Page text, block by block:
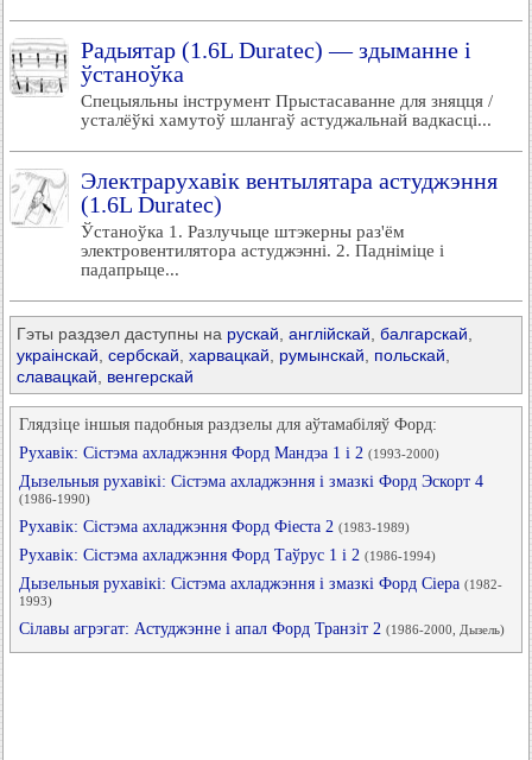
Радыятар (1.6L Duratec) — здыманне і
ўстаноўка
Спецыяльны інструмент Прыстасаванне для зняцця /
усталёўкі хамутоў шлангаў астуджальнай вадкасці...
Электрарухавік вентылятара астуджэння
(1.6L Duratec)
Ўстаноўка 1. Разлучыце штэкерны раз'ём
электровентилятора астуджэнні. 2. Падніміце і
падапрыце...
Гэты раздзел даступны на рускай англійскай балгарскай
украінскай сербскай харвацкай румынскай польскай
славацкай
венгерскай
Глядзіце іншыя падобныя раздзелы для аўтамабіляў Форд:
Рухавік: Сістэма ахладжэння Форд Мандэа 1 і 2 (1993-2000)
Дызельныя рухавікі: Сістэма ахладжэння і змазкі Форд Эскорт 4
(1986-1990)
Рухавік: Сістэма ахладжэння Форд Фіеста 2 (1983-1989)
Рухавік: Сістэма ахладжэння Форд Таўрус 1 і 2 (1986-1994)
Дызельныя рухавікі: Сістэма ахладжэння і змазкі Форд Сіера (1982-
1993)
Сілавы агрэгат: Астуджэнне і апал Форд Транзіт 2 (1986-2000, Дызель)